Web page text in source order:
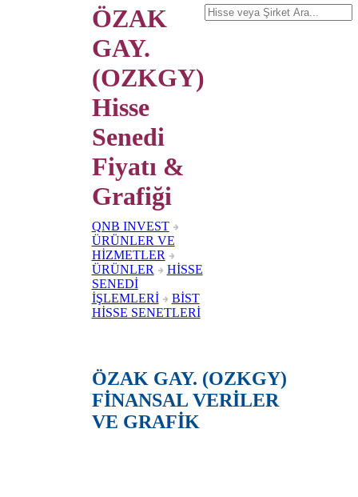
ÖZAK
GAY.
(OZKGY)
Hisse
Senedi
Fiyatı &
Grafiği
QNB INVEST
ÜRÜNLER VE
HİZMETLER
ÜRÜNLER
HİSSE
SENEDİ
İŞLEMLERİ
BİST
HİSSE SENETLERİ
ÖZAK GAY. (OZKGY)
FİNANSAL VERİLER
VE GRAFİK